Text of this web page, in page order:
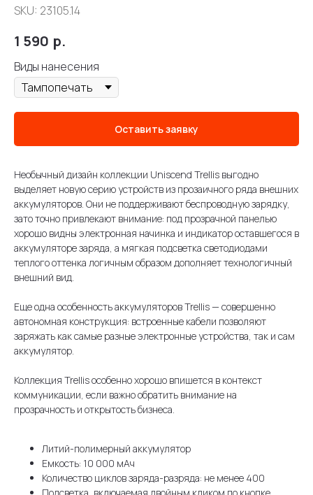
SKU: 23105.14
1 590 р.
Виды нанесения
Оставить заявку
Необычный дизайн коллекции Uniscend Trellis выгодно
выделяет новую серию устройств из прозаичного ряда внешних
аккумуляторов. Они не поддерживают беспроводную зарядку,
зато точно привлекают внимание: под прозрачной панелью
хорошо видны электронная начинка и индикатор оставшегося в
аккумуляторе заряда, а мягкая подсветка светодиодами
теплого оттенка логичным образом дополняет технологичный
внешний вид.
Еще одна особенность аккумуляторов Trellis — совершенно
автономная конструкция: встроенные кабели позволяют
заряжать как самые разные электронные устройства, так и сам
аккумулятор.
Коллекция Trellis особенно хорошо впишется в контекст
коммуникации, если важно обратить внимание на
прозрачность и открытость бизнеса.
Литий-полимерный аккумулятор
Емкость: 10 000 мАч
Количество циклов заряда-разряда: не менее 400